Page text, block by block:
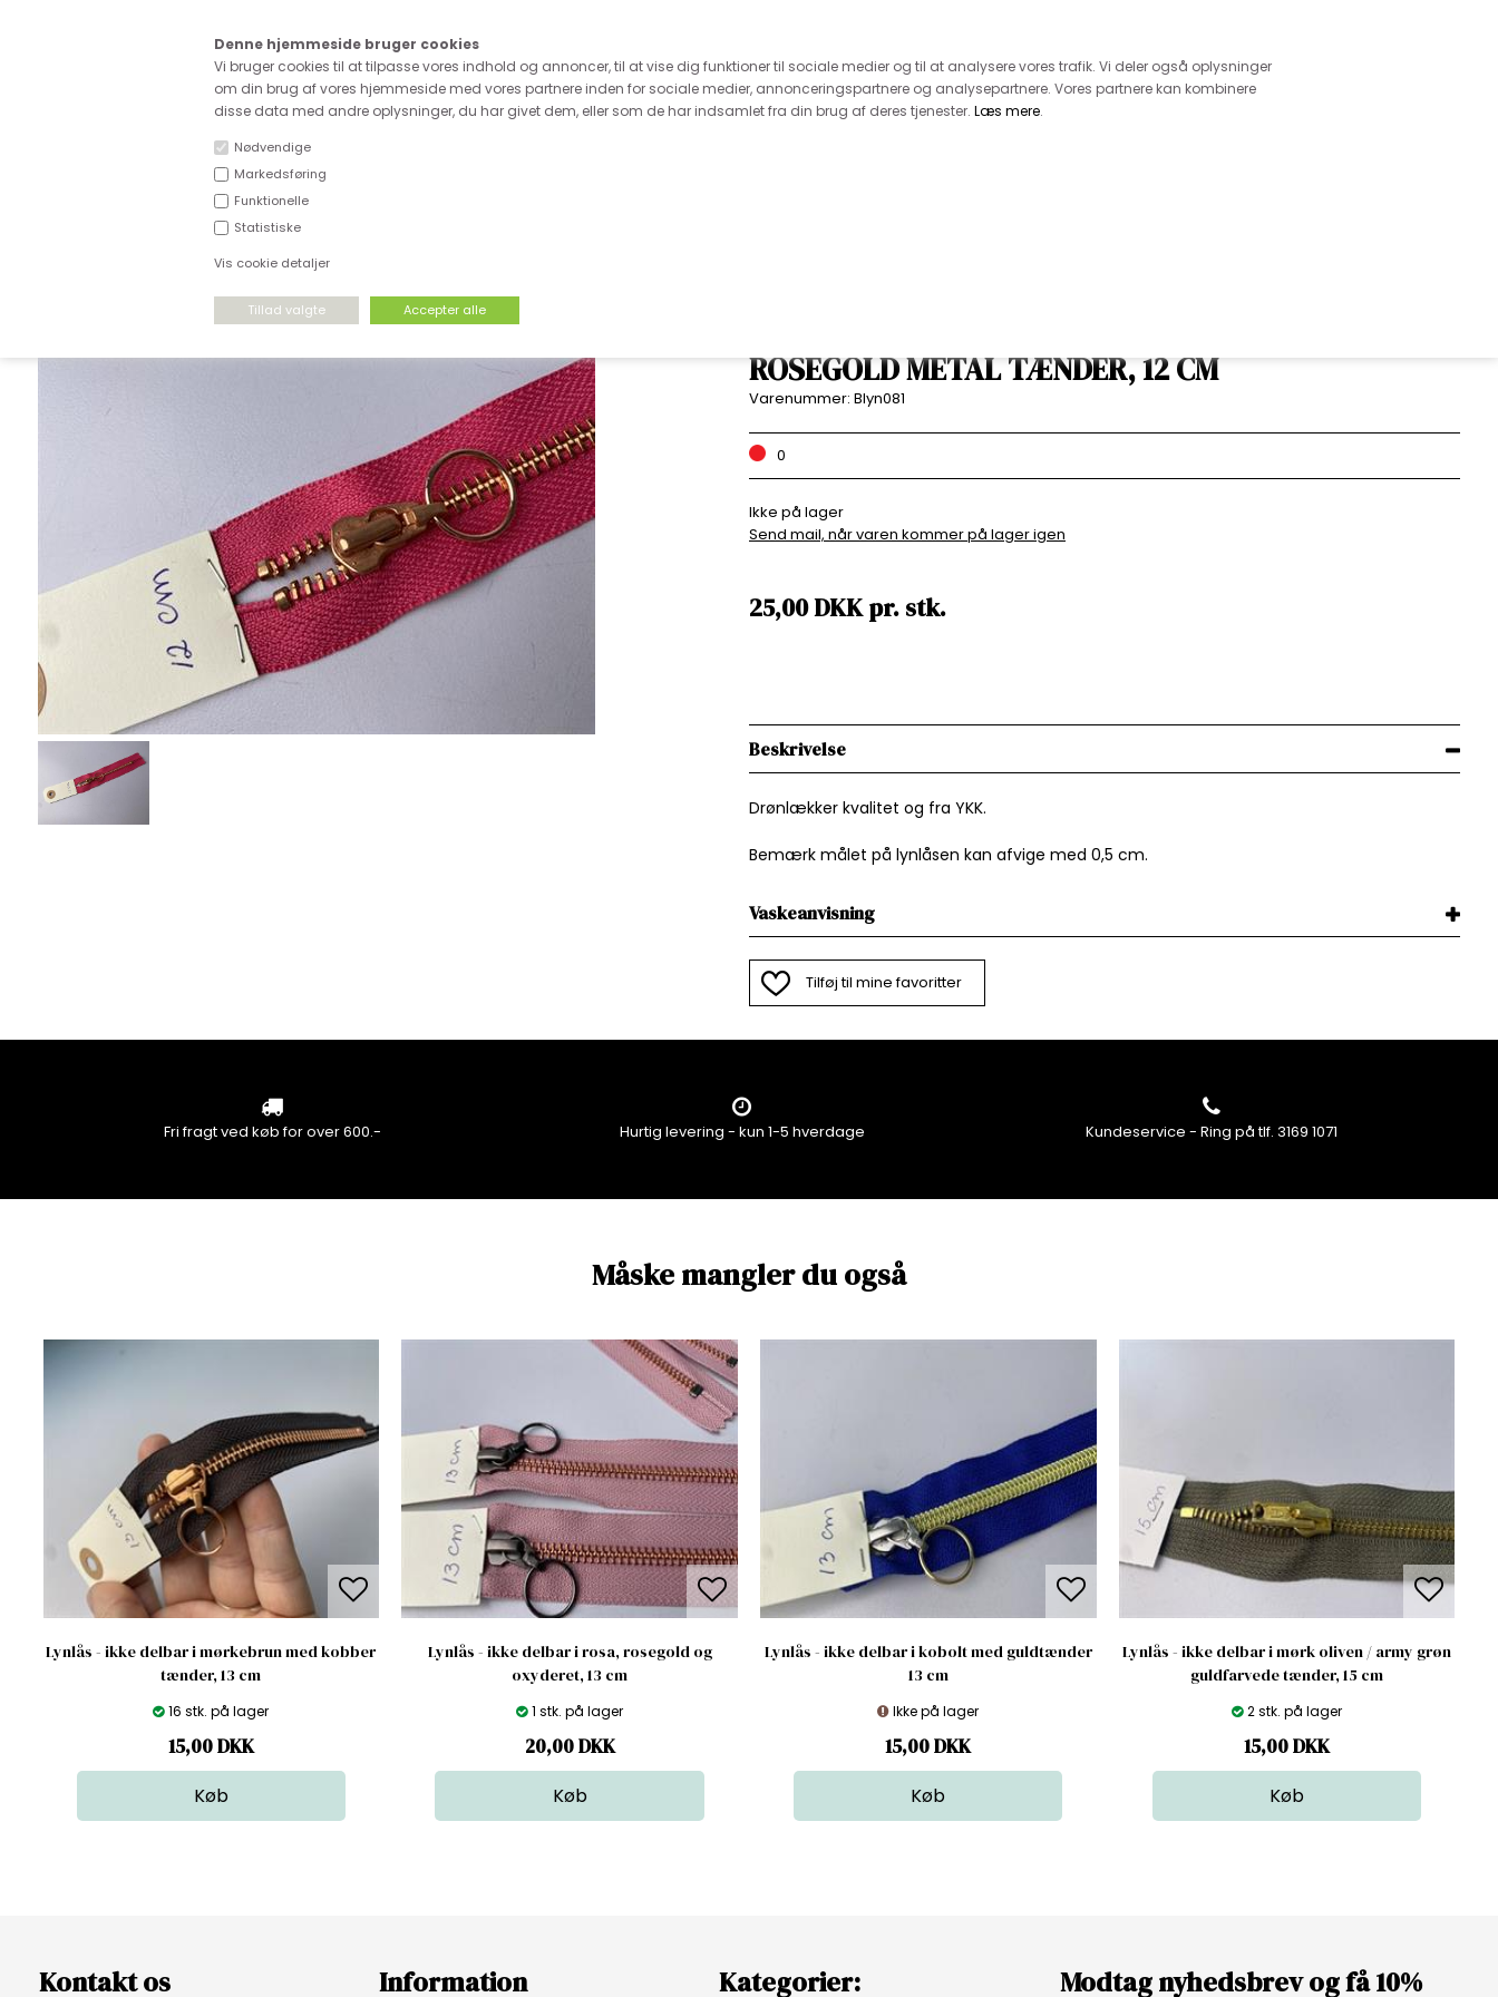
Denne hjemmeside bruger cookies
Vi bruger cookies til at tilpasse vores indhold og annoncer, til at vise dig funktioner til sociale medier og til at analysere vores trafik. Vi deler også oplysninger
om din brug af vores hjemmeside med vores partnere inden for sociale medier, annonceringspartnere og analysepartnere. Vores partnere kan kombinere
disse data med andre oplysninger, du har givet dem, eller som de har indsamlet fra din brug af deres tjenester. Læs mere.
Nødvendige
Markedsføring
Funktionelle
Statistiske
Vis cookie detaljer
Fri fragt ved køb for over 600.-
DEADSTOCK
ROSEGOLD METAL TÆNDER, 12 CM
Varenummer: Blyn081
0
Ikke på lager
Send mail, når varen kommer på lager igen
25,00DKKpr. stk.
Beskrivelse
Drønlækker kvalitet og fra YKK.
Bemærk målet på lynlåsen kan afvige med 0,5 cm.
Vaskeanvisning
Tilføj til mine favoritter
Fri fragt ved køb for over 600.- Hurtig levering - kun 1-5 hverdage Kundeservice - Ring på tlf. 3169 1071
Måske mangler du også
Lynlås - ikke delbar i mørkebrun med kobber
tænder, 13 cm
16 stk. på lager
15,00DKK
Lynlås - ikke delbar i rosa, rosegold og
oxyderet, 13 cm
1 stk. på lager
20,00DKK
Lynlås - ikke delbar i kobolt med guldtænder
13 cm
Ikke på lager
15,00DKK
Lynlås - ikke delbar i mørk oliven / army grøn
guldfarvede tænder, 15 cm
2 stk. på lager
15,00DKK
Kontakt os Information Kategorier: Modtag nyhedsbrev og få 10%